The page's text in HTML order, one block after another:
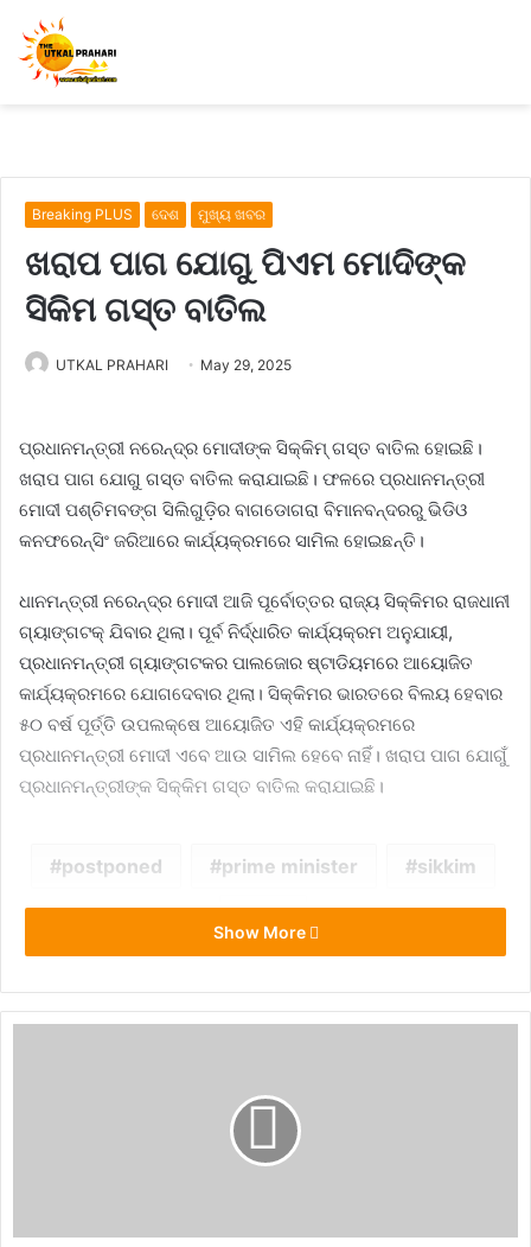
Breaking PLUS ଦେଶ ମୁଖ୍ୟ ଖବର
ଖରାପ ପାଗ ଯୋଗୁ ପିଏମ ମୋଦିଙ୍କ
ସିକିମ ଗସ୍ତ ବାତିଲ
UTKAL PRAHARI May 29, 2025
ପ୍ରଧାନମନ୍ତ୍ରୀ ନରେନ୍ଦ୍ର ମୋଦୀଙ୍କ ସିକ୍କିମ୍‌ ଗସ୍ତ ବାତିଲ ହୋଇଛି।
ଖରାପ ପାଗ ଯୋଗୁ ଗସ୍ତ ବାତିଲ କରାଯାଇଛି। ଫଳରେ ପ୍ରଧାନମନ୍ତ୍ରୀ
ମୋଦୀ ପଶ୍ଚିମବଙ୍ଗ ସିଲିଗୁଡ଼ିର ବାଗଡୋଗରା ବିମାନବନ୍ଦରରୁ ଭିଡିଓ
କନଫରେନ୍‌ସିଂ ଜରିଆରେ କାର୍ଯ୍ୟକ୍ରମରେ ସାମିଲ ହୋଇଛନ୍ତି।
ଧାନମନ୍ତ୍ରୀ ନରେନ୍ଦ୍ର ମୋଦୀ ଆଜି ପୂର୍ବୋତ୍ତର ରାଜ୍ୟ ସିକ୍କିମର ରାଜଧାନୀ
ଗ୍ୟାଙ୍ଗଟକ୍ ଯିବାର ଥିଲା। ପୂର୍ବ ନିର୍ଦ୍ଧାରିତ କାର୍ଯ୍ୟକ୍ରମ ଅନୁଯାୟୀ,
ପ୍ରଧାନମନ୍ତ୍ରୀ ଗ୍ୟାଙ୍ଗଟକର ପାଲଜୋର ଷ୍ଟାଡିୟମରେ ଆୟୋଜିତ
କାର୍ଯ୍ୟକ୍ରମରେ ଯୋଗଦେବାର ଥିଲା। ସିକ୍କିମର ଭାରତରେ ବିଲୟ ହେବାର
୫୦ ବର୍ଷ ପୂର୍ତ୍ତି ଉପଲକ୍ଷେ ଆୟୋଜିତ ଏହି କାର୍ଯ୍ୟକ୍ରମରେ
ପ୍ରଧାନମନ୍ତ୍ରୀ ମୋଦୀ ଏବେ ଆଉ ସାମିଲ ହେବେ ନାହିଁ। ଖରାପ ପାଗ ଯୋଗୁଁ
ପ୍ରଧାନମନ୍ତ୍ରୀଙ୍କ ସିକ୍କିମ ଗସ୍ତ ବାତିଲ କରାଯାଇଛି।
postponed prime minister sikkim
Show More